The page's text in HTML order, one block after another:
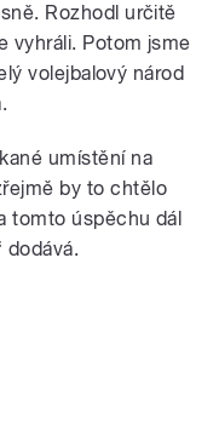
Rozhodl určitě
vyhráli. Potom jsme
volejbalový národ
umístění na
by to chtělo
tomto úspěchu dál
dodává.